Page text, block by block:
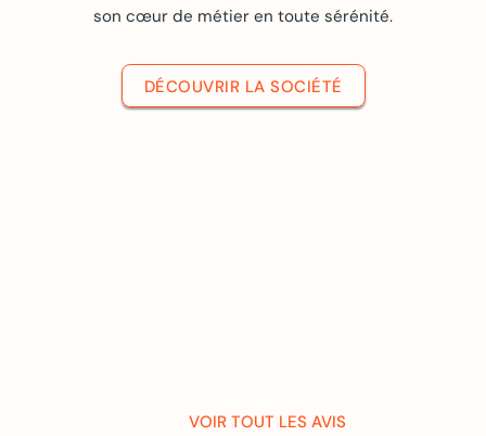
son cœur de métier en toute sérénité.
DÉCOUVRIR LA SOCIÉTÉ
VOIR TOUT LES AVIS